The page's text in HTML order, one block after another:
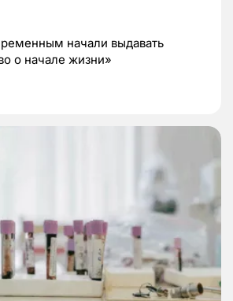
начали выдавать
о начале жизни»